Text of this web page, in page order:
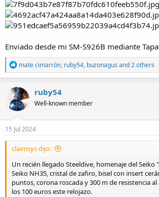
Enviado desde mi SM-S926B mediante
R
e
a
c
t
i
o
n
s
mate cimarrón, ruby54, buzonagus and 2 others
ruby54
Well-known member
15 Jul 2024
claimsys dijo:
Un recién llegado Steeldive, homenaje del Seiko
Seiko NH35, cristal de zafiro, bisel con insert
puntos, corona roscada y 300 m de resistencia
los 100 euros este relojazo.